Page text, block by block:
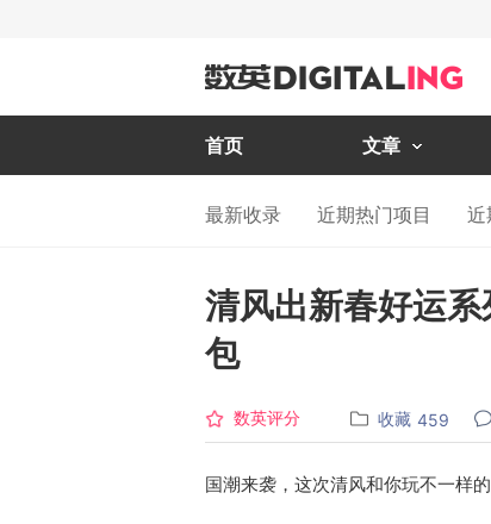
首页 文章
最新收录 近期热门项目 近
清风出新春好运
包
数英评分 收藏 459
国潮来袭，这次清风和你玩不一样的